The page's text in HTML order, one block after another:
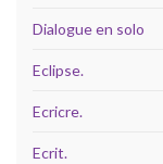
Dialogue en solo
Eclipse.
Ecricre.
Ecrit.